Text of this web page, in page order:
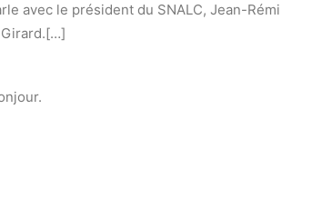
avec le président du SNALC, Jean-Rémi
Girard.[…]